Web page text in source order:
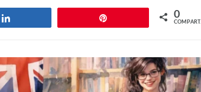
0
COMPART.